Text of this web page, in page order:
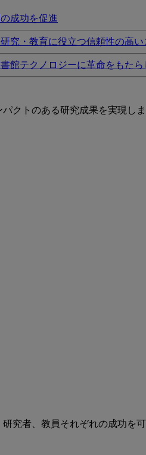
成功を促進
究・教育に役立つ信頼性の高い
館テクノロジーに革命をもたら
クトのある研究成果を実現しま
究者、教員それぞれの成功を